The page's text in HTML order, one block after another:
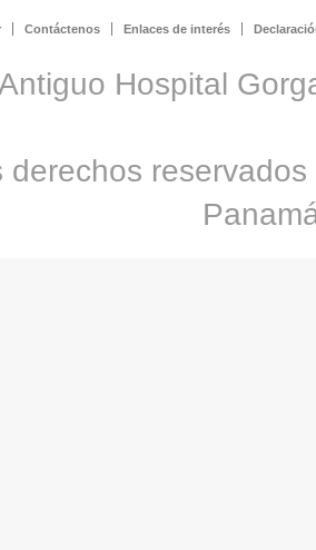
Contáctenos Enlaces de interés
Hospital
derechos